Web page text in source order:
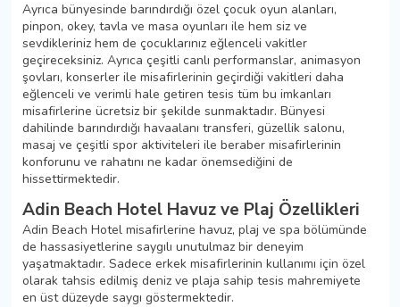
Ayrıca bünyesinde barındırdığı özel çocuk oyun alanları,
pinpon, okey, tavla ve masa oyunları ile hem siz ve
sevdikleriniz hem de çocuklarınız eğlenceli vakitler
geçireceksiniz. Ayrıca çeşitli canlı performanslar, animasyon
şovları, konserler ile misafirlerinin geçirdiği vakitleri daha
eğlenceli ve verimli hale getiren tesis tüm bu imkanları
misafirlerine ücretsiz bir şekilde sunmaktadır. Bünyesi
dahilinde barındırdığı havaalanı transferi, güzellik salonu,
masaj ve çeşitli spor aktiviteleri ile beraber misafirlerinin
konforunu ve rahatını ne kadar önemsediğini de
hissettirmektedir.
Adin Beach Hotel Havuz ve Plaj Özellikleri
Adin Beach Hotel misafirlerine havuz, plaj ve spa bölümünde
de hassasiyetlerine saygılı unutulmaz bir deneyim
yaşatmaktadır. Sadece erkek misafirlerinin kullanımı için özel
olarak tahsis edilmiş deniz ve plaja sahip tesis mahremiyete
en üst düzeyde saygı göstermektedir.